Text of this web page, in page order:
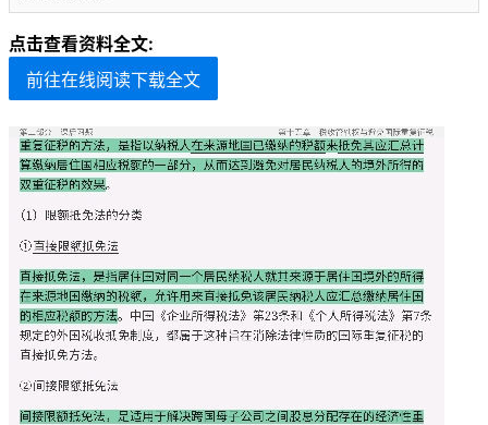
点击查看资料全文:
前往在线阅读下载全文